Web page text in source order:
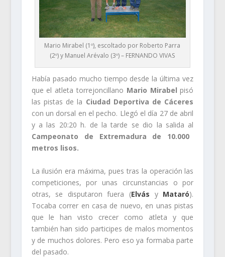
Mario Mirabel (1º), escoltado por Roberto Parra
(2º) y Manuel Arévalo (3º) – FERNANDO VIVAS
Había pasado mucho tiempo desde la última vez
que el atleta torrejoncillano Mario Mirabel pisó
las pistas de la Ciudad Deportiva de Cáceres
con un dorsal en el pecho. Llegó el día 27 de abril
y a las 20:20 h. de la tarde se dio la salida al
Campeonato de Extremadura de 10.000
metros lisos.
La ilusión era máxima, pues tras la operación las
competiciones, por unas circunstancias o por
otras, se disputaron fuera (Elvás y Mataró).
Tocaba correr en casa de nuevo, en unas pistas
que le han visto crecer como atleta y que
también han sido participes de malos momentos
y de muchos dolores. Pero eso ya formaba parte
del pasado.